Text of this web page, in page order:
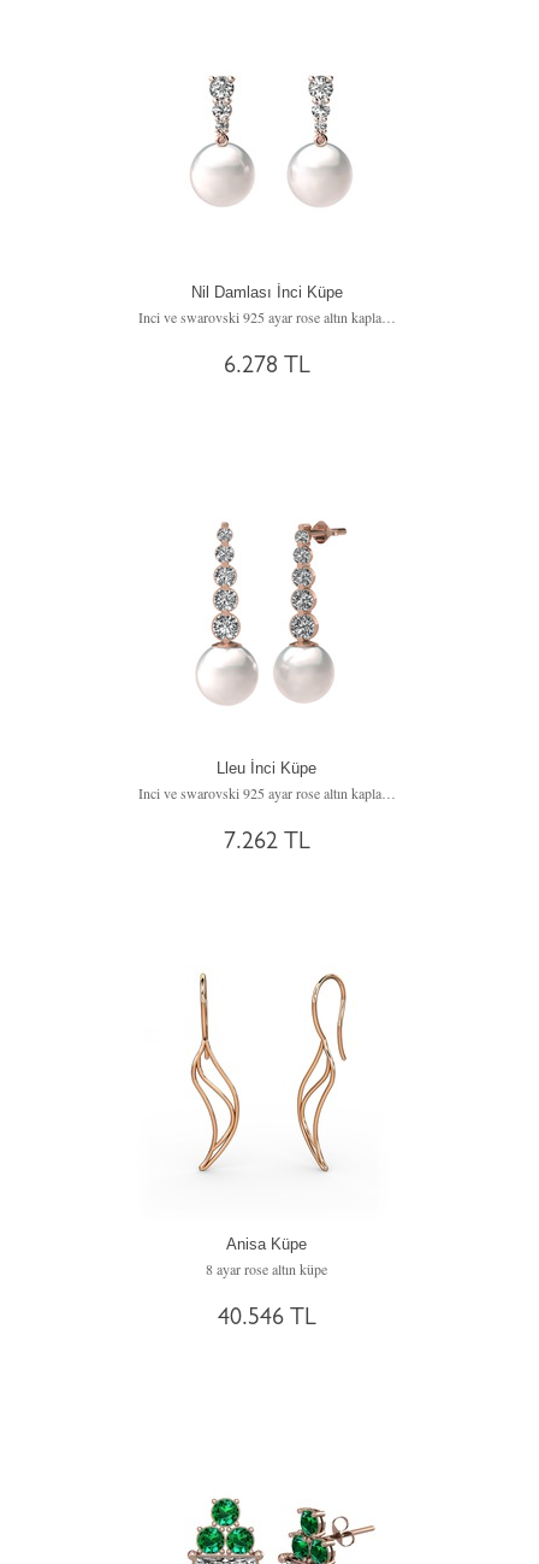
Nil Damlası İnci Küpe
Inci ve swarovski 925 ayar rose altın kaplama gümüş küpe
6.278 TL
Lleu İnci Küpe
Inci ve swarovski 925 ayar rose altın kaplama gümüş küpe
7.262 TL
Anisa Küpe
8 ayar rose altın küpe
40.546 TL